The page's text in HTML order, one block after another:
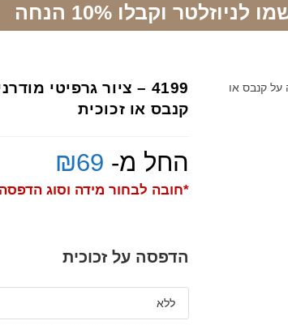
לניוזלטר וקבלו 10% הנחה
על קנבס או
4199 – ציור גרפיטי
קנבס או זכוכית
החל מ- ₪69
*חובה לבחור מידה וסוג הדפסה
הדפסה על זכוכית